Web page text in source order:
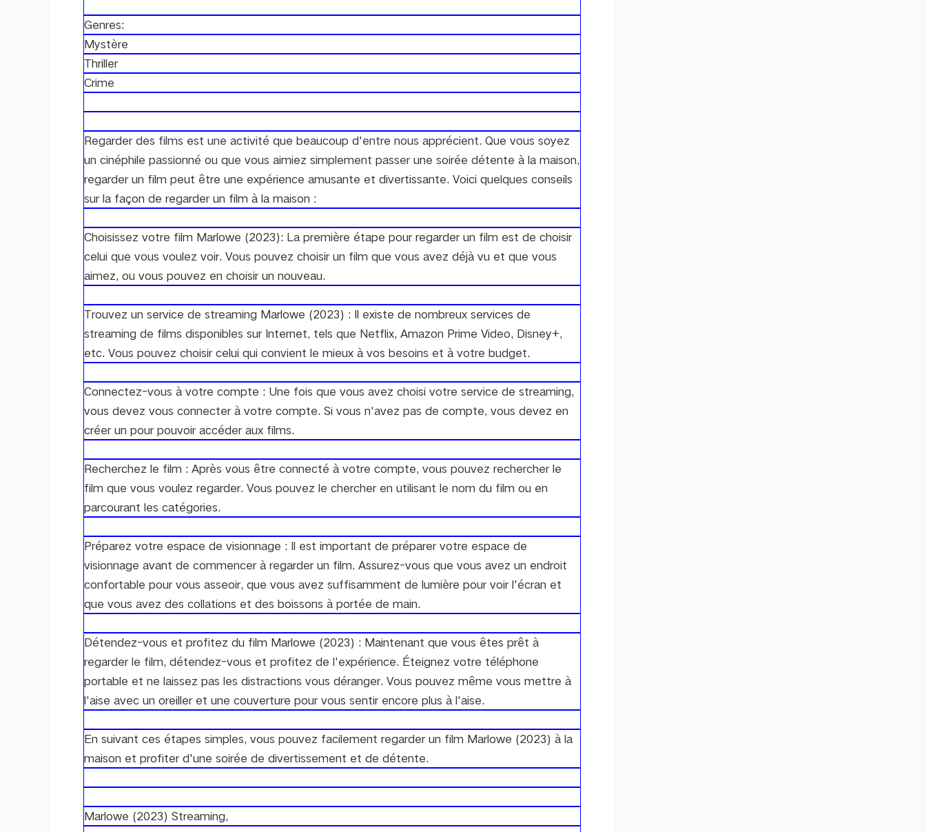
Genres:
Mystère
Thriller
Crime
Regarder des films est une activité que beaucoup d'entre nous apprécient. Que vous soyez
un cinéphile passionné ou que vous aimiez simplement passer une soirée détente à la maison,
regarder un film peut être une expérience amusante et divertissante. Voici quelques conseils
sur la façon de regarder un film à la maison :
Choisissez votre film Marlowe (2023): La première étape pour regarder un film est de choisir
celui que vous voulez voir. Vous pouvez choisir un film que vous avez déjà vu et que vous
aimez, ou vous pouvez en choisir un nouveau.
Trouvez un service de streaming Marlowe (2023) : Il existe de nombreux services de
streaming de films disponibles sur Internet, tels que Netflix, Amazon Prime Video, Disney+,
etc. Vous pouvez choisir celui qui convient le mieux à vos besoins et à votre budget.
Connectez-vous à votre compte : Une fois que vous avez choisi votre service de streaming,
vous devez vous connecter à votre compte. Si vous n'avez pas de compte, vous devez en
créer un pour pouvoir accéder aux films.
Recherchez le film : Après vous être connecté à votre compte, vous pouvez rechercher le
film que vous voulez regarder. Vous pouvez le chercher en utilisant le nom du film ou en
parcourant les catégories.
Préparez votre espace de visionnage : Il est important de préparer votre espace de
visionnage avant de commencer à regarder un film. Assurez-vous que vous avez un endroit
confortable pour vous asseoir, que vous avez suffisamment de lumière pour voir l'écran et
que vous avez des collations et des boissons à portée de main.
Détendez-vous et profitez du film Marlowe (2023) : Maintenant que vous êtes prêt à
regarder le film, détendez-vous et profitez de l'expérience. Éteignez votre téléphone
portable et ne laissez pas les distractions vous déranger. Vous pouvez même vous mettre à
l'aise avec un oreiller et une couverture pour vous sentir encore plus à l'aise.
En suivant ces étapes simples, vous pouvez facilement regarder un film Marlowe (2023) à la
maison et profiter d'une soirée de divertissement et de détente.
Marlowe (2023) Streaming,